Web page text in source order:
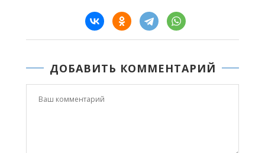
ДОБАВИТЬ КОММЕНТАРИЙ